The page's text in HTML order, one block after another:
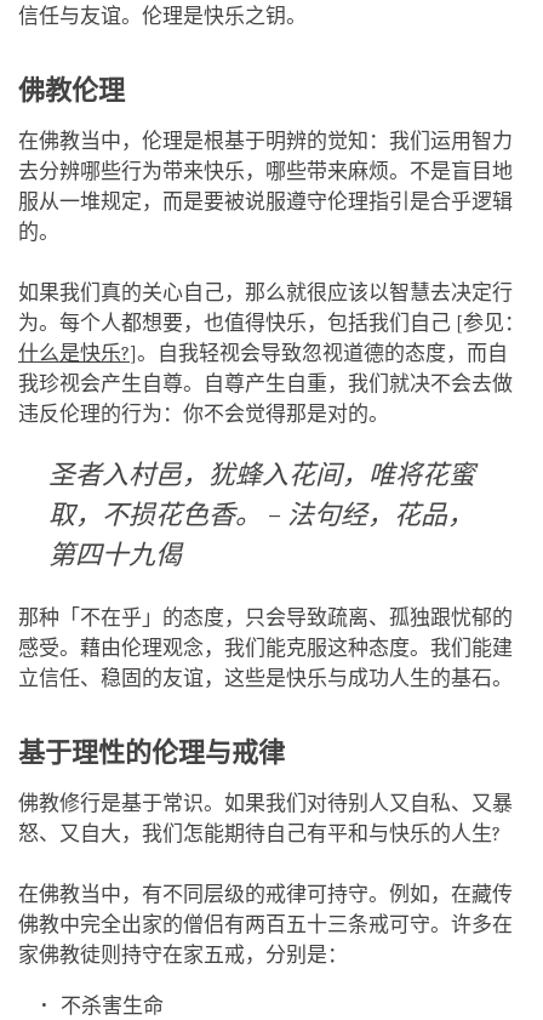
信任与友谊。伦理是快乐之钥。
佛教伦理
在佛教当中，伦理是根基于明辨的觉知：我们运用智力
去分辨哪些行为带来快乐，哪些带来麻烦。不是盲目地
服从一堆规定，而是要被说服遵守伦理指引是合乎逻辑
的。
如果我们真的关心自己，那么就很应该以智慧去决定行
为。每个人都想要，也值得快乐，包括我们自己 [参见：
什么是快乐?]。自我轻视会导致忽视道德的态度，而自
我珍视会产生自尊。自尊产生自重，我们就决不会去做
违反伦理的行为：你不会觉得那是对的。
圣者入村邑，犹蜂入花间，唯将花蜜
取，不损花色香。 – 法句经，花品，
第四十九偈
那种「不在乎」的态度，只会导致疏离、孤独跟忧郁的
感受。藉由伦理观念，我们能克服这种态度。我们能建
立信任、稳固的友谊，这些是快乐与成功人生的基石。
基于理性的伦理与戒律
佛教修行是基于常识。如果我们对待别人又自私、又暴
怒、又自大，我们怎能期待自己有平和与快乐的人生?
在佛教当中，有不同层级的戒律可持守。例如，在藏传
佛教中完全出家的僧侣有两百五十三条戒可守。许多在
家佛教徒则持守在家五戒，分别是：
不杀害生命